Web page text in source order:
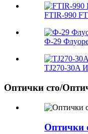
FTIR-990
Ф-29
TJ270-30A
Оптички сто/
Оптички